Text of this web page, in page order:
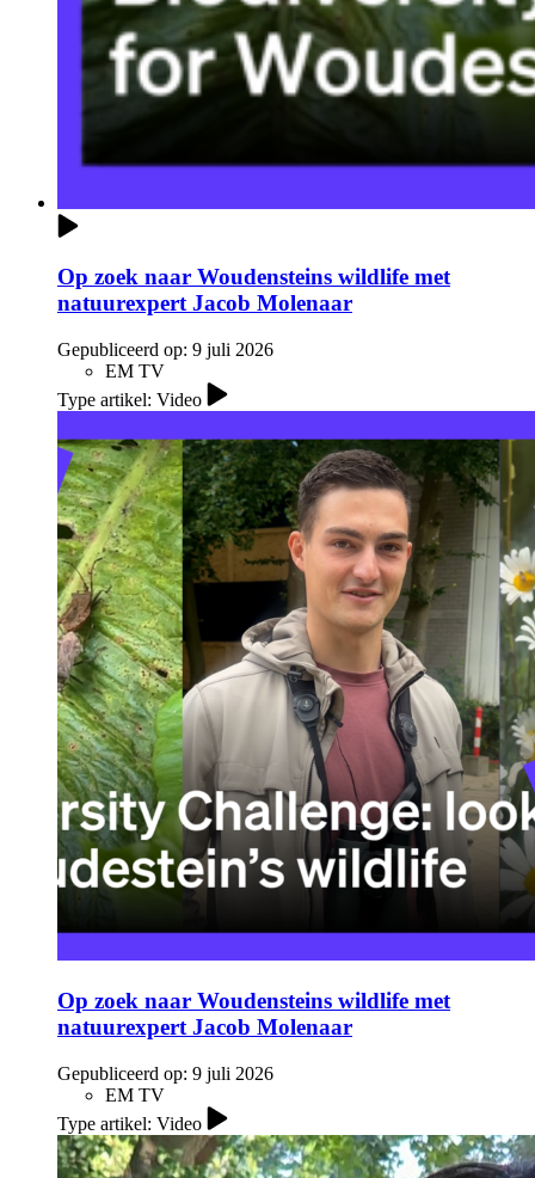
Op zoek naar Woudensteins wildlife met
natuurexpert Jacob Molenaar
Gepubliceerd op: 9 juli 2026
EM TV
Type artikel: Video
Op zoek naar Woudensteins wildlife met
natuurexpert Jacob Molenaar
Gepubliceerd op: 9 juli 2026
EM TV
Type artikel: Video